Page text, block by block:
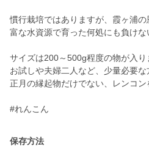
慣行栽培ではありますが、霞ヶ浦
富な水資源で育った何処にも負けな
サイズは200～500g程度の物が入り
お試しや夫婦二人など、少量必要な
正月の縁起物だけでない、レンコ
#れんこん
保存方法